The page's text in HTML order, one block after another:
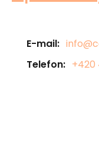
E-mail:
Telefon: +420